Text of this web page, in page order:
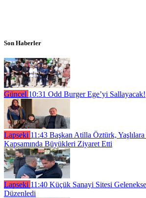
Son Haberler
Güncel 10:31 Odd Burger Ege’yi Sallayacak!
Lapseki 11:43 Başkan Atilla Öztürk, Yaşlılara
Kapsamında Büyükleri Ziyaret Etti
Lapseki 11:40 Küçük Sanayi Sitesi
Düzenledi